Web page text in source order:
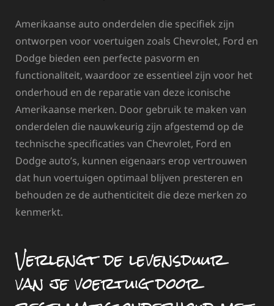
Amerikaanse auto onderdelen die specifiek zijn
ontworpen voor voertuigen zoals Chevrolet, Ford en
Dodge bieden een perfecte pasvorm en
functionaliteit, waardoor ze essentieel zijn voor het
onderhoud en de reparatie van deze iconische
Amerikaanse merken. Door gebruik te maken van
onderdelen die nauwkeurig zijn afgestemd op de
technische specificaties van Chevrolet, Ford en
Dodge auto’s, kunnen eigenaars erop vertrouwen
dat hun voertuigen optimaal blijven presteren en
behouden ze de authenticiteit die deze merken zo
kenmerkt.
Verlengt de levensduur
van je voertuig door